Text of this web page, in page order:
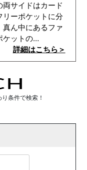
両サイドはカード
リーポケットに分
真ん中にあるファ
ケットの…
詳細はこちら＞
条件で検索！